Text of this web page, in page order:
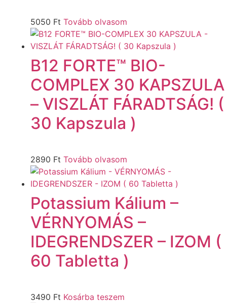
5050 Ft Tovább olvasom
B12 FORTE™ BIO-
COMPLEX 30 KAPSZULA
– VISZLÁT FÁRADTSÁG! (
30 Kapszula )
2890 Ft Tovább olvasom
Potassium Kálium –
VÉRNYOMÁS –
IDEGRENDSZER – IZOM (
60 Tabletta )
3490 Ft Kosárba teszem